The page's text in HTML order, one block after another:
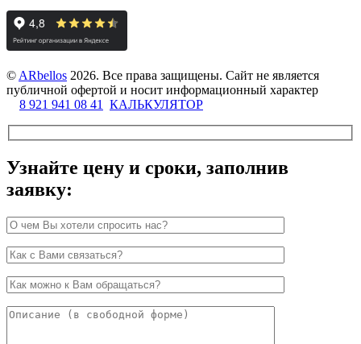
© ARbellos 2026. Все права защищены. Сайт не является
публичной офертой и носит информационный характер
8 921 941 08 41
КАЛЬКУЛЯТОР
Узнайте цену и сроки, заполнив
заявку: